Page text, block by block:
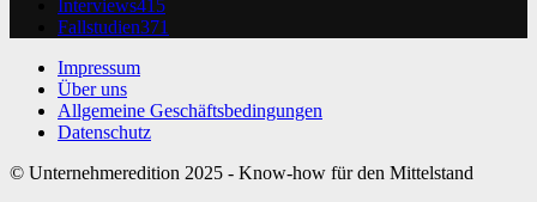
Interviews415
Fallstudien371
Impressum
Über uns
Allgemeine Geschäftsbedingungen
Datenschutz
© Unternehmeredition 2025 - Know-how für den Mittelstand